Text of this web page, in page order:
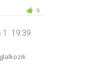
0
1. 19:39